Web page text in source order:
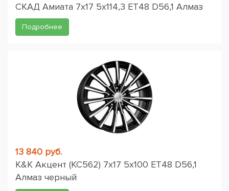
СКАД Амиата 7x17 5x114,3 ET48 D56,1 Алмаз
Подробнее
13 840 руб.
K&K Акцент (КС562) 7x17 5x100 ET48 D56,1
Алмаз черный